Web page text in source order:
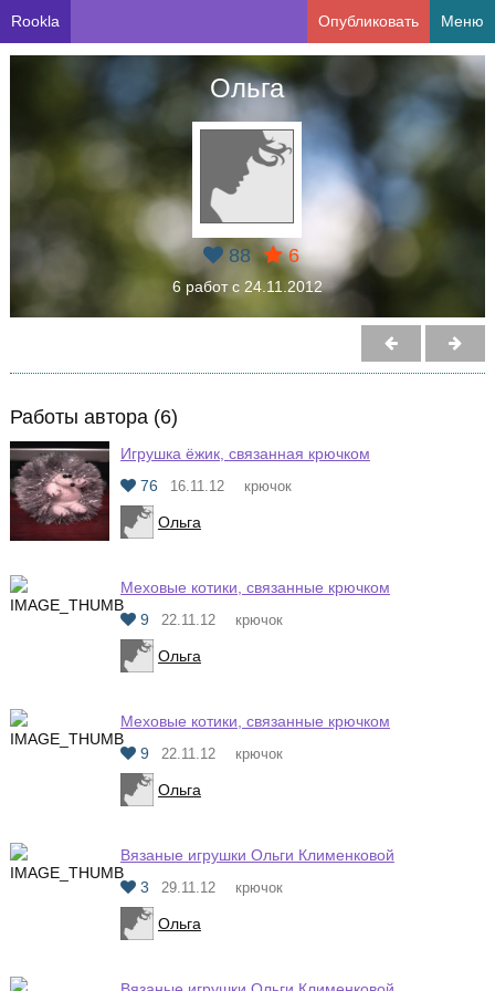
Rookla Опубликовать Меню
Ольга
88 6
6 работ с 24.11.2012
Работы автора (6)
Игрушка ёжик, связанная крючком
76
16.11.12 крючок
Ольга
Меховые котики, связанные крючком
9
22.11.12 крючок
Ольга
Меховые котики, связанные крючком
9
22.11.12 крючок
Ольга
Вязаные игрушки Ольги Клименковой
3
29.11.12 крючок
Ольга